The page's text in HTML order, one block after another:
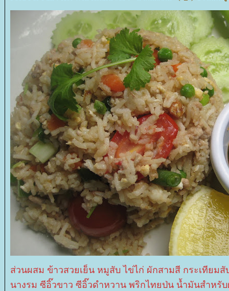
ส่วนผสม ข้าวสวยเย็น หมูสับ ไข่ไก่ ผักสามสี กระเทีย
นางรม ซีอิ๊วขาว ซีอิ๊วดำหวาน พริกไทยป่น น้ำมันสำหรั